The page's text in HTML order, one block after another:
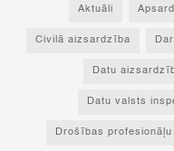
Aktuāli
Civilā aizsardzība
Datu
Datu valsts
Drošības